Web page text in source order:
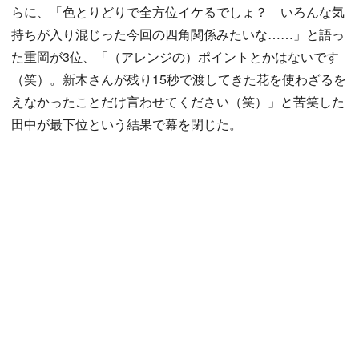
らに、「色とりどりで全方位イケるでしょ？ いろんな気
持ちが入り混じった今回の四角関係みたいな……」と語っ
た重岡が3位、「（アレンジの）ポイントとかはないです
（笑）。新木さんが残り15秒で渡してきた花を使わざるを
えなかったことだけ言わせてください（笑）」と苦笑した
田中が最下位という結果で幕を閉じた。